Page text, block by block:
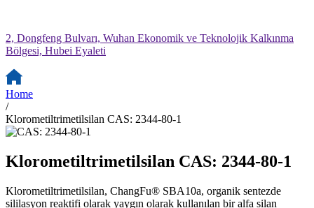
2, Dongfeng Bulvarı, Wuhan Ekonomik ve Teknolojik Kalkınma
Bölgesi, Hubei Eyaleti
Home
/
Klorometiltrimetilsilan CAS: 2344-80-1
Klorometiltrimetilsilan CAS: 2344-80-1
Klorometiltrimetilsilan, ChangFu® SBA10a, organik sentezde
sililasyon reaktifi olarak yaygın olarak kullanılan bir alfa silan